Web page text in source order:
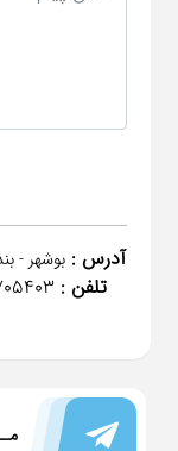
آدرس : بوشهر -
تلفن : ٠٩١٧٣٧٠٥٤٠٣-